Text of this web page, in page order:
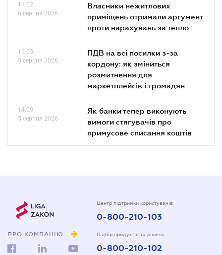
11.02
6 серпня 2026
Власники нежитлових
приміщень отримали аргумент
проти нарахувань за тепло
16.05
5 серпня 2026
ПДВ на всі посилки з-за
кордону: як зміниться
розмитнення для
маркетплейсів і громадян
14.09
5 серпня 2026
Як банки тепер виконують
вимоги стягувачів про
примусове списання коштів
ПРО КОМПАНІЮ
Центр підтримки користувачів
0-800-210-103
Підбір продуктів та рішень
0-800-210-102